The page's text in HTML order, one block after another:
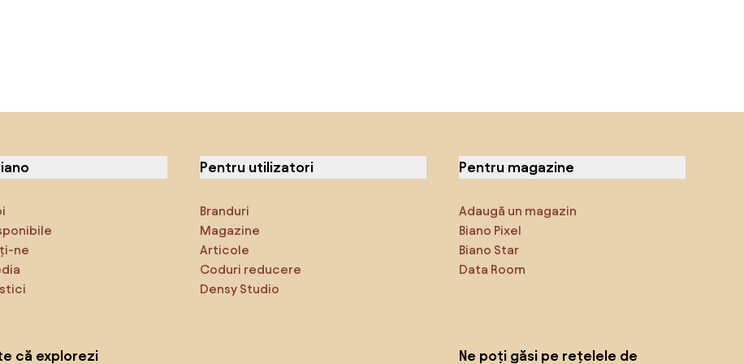
ne
Pentru utilizatori
Branduri
Magazine
Articole
Coduri reducere
Densy Studio
Pentru magazine
Adaugă un magazin
Biano Pixel
Biano Star
Data Room
că explorezi Ne poți găsi pe rețelele de